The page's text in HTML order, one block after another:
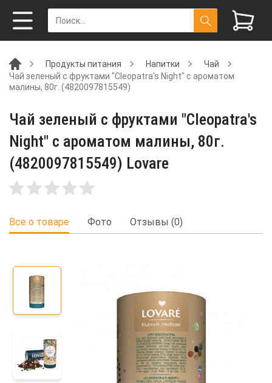
Продукты питания Напитки
Чай
Чай зеленый с фруктами "Cleopatra's Night" с ароматом
малины, 80г. (4820097815549)
Чай зеленый с фруктами "Cleopatra's
Night" с ароматом малины, 80г.
(4820097815549) Lovare
Все о товаре Фото Отзывы (0)